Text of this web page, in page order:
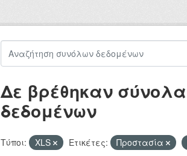
Δε βρέθηκαν σύνολα
δεδομένων
Τύποι: XLS Ετικέτες: Προστασία